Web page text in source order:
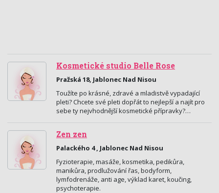
Kosmetické studio Belle Rose
Pražská 18, Jablonec Nad Nisou
Toužíte po krásné, zdravé a mladistvě vypadající
pleti? Chcete své pleti dopřát to nejlepší a najít pro
sebe ty nejvhodnější kosmetické přípravky?…
Zen zen
Palackého 4 , Jablonec Nad Nisou
Fyzioterapie, masáže, kosmetika, pedikůra,
manikůra, prodlužování řas, bodyform,
lymfodrenáže, anti age, výklad karet, koučing,
psychoterapie.